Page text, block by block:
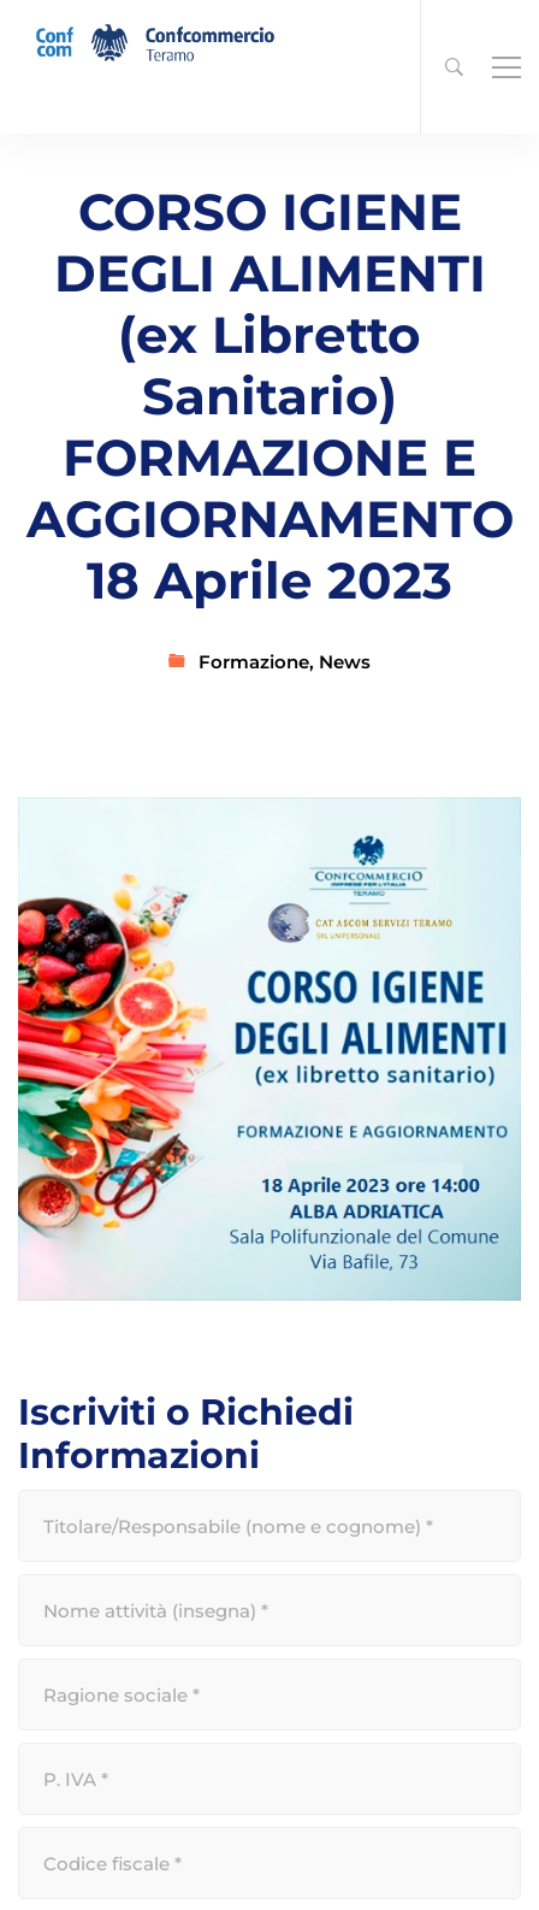
CORSO IGIENE
DEGLI ALIMENTI
(ex Libretto
Sanitario)
FORMAZIONE E
AGGIORNAMENTO
18 Aprile 2023
Formazione, News
Iscriviti o Richiedi
Informazioni